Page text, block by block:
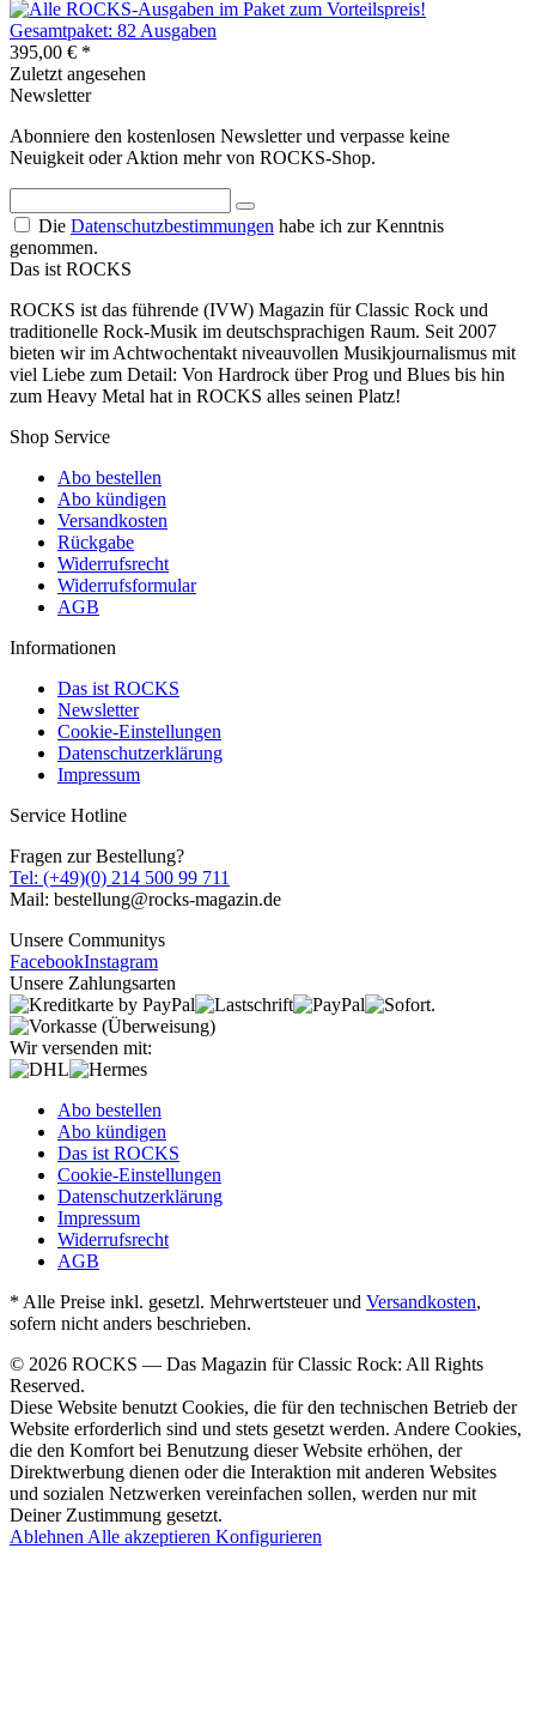
Gesamtpaket: 82 Ausgaben
395,00 € *
Zuletzt angesehen
Newsletter
Abonniere den kostenlosen Newsletter und verpasse keine
Neuigkeit oder Aktion mehr von ROCKS-Shop.
Die Datenschutzbestimmungen habe ich zur Kenntnis
genommen.
Das ist ROCKS
ROCKS ist das führende (IVW) Magazin für Classic Rock und
traditionelle Rock-Musik im deutschsprachigen Raum. Seit 2007
bieten wir im Achtwochentakt niveauvollen Musikjournalismus mit
viel Liebe zum Detail: Von Hardrock über Prog und Blues bis hin
zum Heavy Metal hat in ROCKS alles seinen Platz!
Shop Service
Abo bestellen
Abo kündigen
Versandkosten
Rückgabe
Widerrufsrecht
Widerrufsformular
AGB
Informationen
Das ist ROCKS
Newsletter
Cookie-Einstellungen
Datenschutzerklärung
Impressum
Service Hotline
Fragen zur Bestellung?
Tel: (+49)(0) 214 500 99 711
Mail: bestellung@rocks-magazin.de
Unsere Communitys
FacebookInstagram
Unsere Zahlungsarten
Wir versenden mit:
Abo bestellen
Abo kündigen
Das ist ROCKS
Cookie-Einstellungen
Datenschutzerklärung
Impressum
Widerrufsrecht
AGB
* Alle Preise inkl. gesetzl. Mehrwertsteuer und Versandkosten,
sofern nicht anders beschrieben.
© 2026 ROCKS — Das Magazin für Classic Rock: All Rights
Reserved.
Diese Website benutzt Cookies, die für den technischen Betrieb der
Website erforderlich sind und stets gesetzt werden. Andere Cookies,
die den Komfort bei Benutzung dieser Website erhöhen, der
Direktwerbung dienen oder die Interaktion mit anderen Websites
und sozialen Netzwerken vereinfachen sollen, werden nur mit
Deiner Zustimmung gesetzt.
Ablehnen Alle akzeptieren Konfigurieren